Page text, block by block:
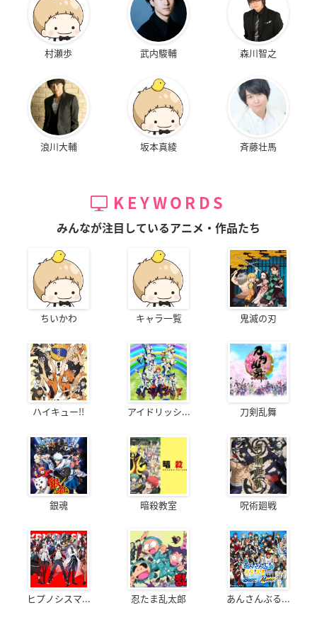
村瀬歩 武内駿輔 森川智之
浪川大輔 坂本真綾 斉藤壮馬
KEYWORDS
みんなが注目しているアニメ・作品たち
ちいかわ キャラ一覧 鬼滅の刃
ハイキュー!! アイドリッシ... 刀剣乱舞
銀魂 暗殺教室 呪術廻戦
ヒプノシスマ... 忍たま乱太郎 あんさんぶる...